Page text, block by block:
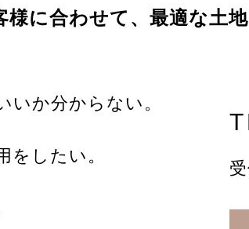
様に合わせて、最適な土
いか分からない。
をしたい。